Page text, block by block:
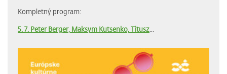
Kompletný program:
5. 7. Peter Berger, Maksym Kutsenko, Titusz